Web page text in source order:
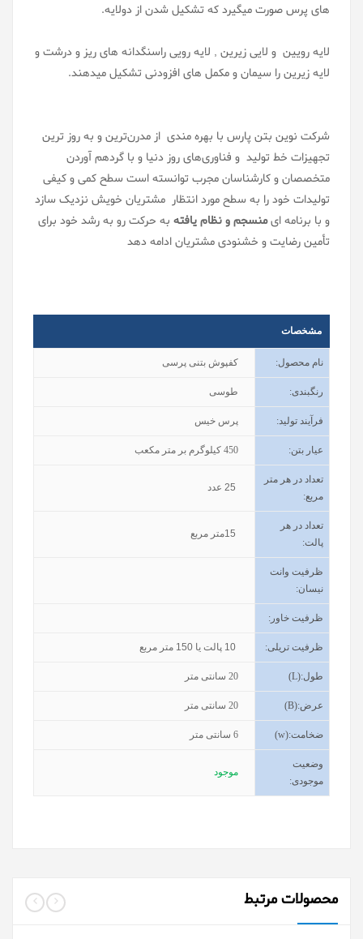
های پرس صورت میگیرد که تشکیل شدن از دولایه.
لایه رویین و لایی زیرین , لایه رویی راسنگدانه های ریز و درشت و
لایه زیرین را سیمان و مکمل های افزودنی تشکیل میدهند.
شرکت نوین بتن پارس با بهره مندی از مدرن‌ترین و به روز ترین
تجهیزات خط تولید و فناوری‌های روز دنیا و با گردهم آوردن
متخصصان و کارشناسان مجرب توانسته است سطح کمی و کیفی
تولیدات خود را به سطح مورد انتظار مشتریان خویش نزدیک سازد
و با برنامه ایمنسجم و نظام یافته به حرکت رو به رشد خود برای
تأمین رضایت و خشنودی مشتریان ادامه دهد
مشخصات
نام محصول: کفپوش بتنی پرسی
رنگبندی: طوسی
فرآیند تولید: پرس خیس
عیار بتن:
450 کیلوگرم بر متر مکعب
تعداد در هر متر
مربع:
25 عدد
تعداد در هر
پالت:
15متر مربع
ظرفیت وانت
نیسان:
ظرفیت خاور :
ظرفیت تریلی:
10 پالت یا 150 متر مربع
طول(L):
20 سانتی متر
عرض(B):
20 سانتی متر
ضخامت(w):
6 سانتی متر
وضعیت
موجودی:
موجود
محصولات مرتبط